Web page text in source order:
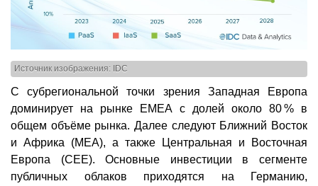
Источник изображения: IDC
С субрегиональной точки зрения Западная Европа
доминирует на рынке EMEA с долей около 80 % в
общем объёме рынка. Далее следуют Ближний Восток
и Африка (MEA), а также Центральная и Восточная
Европа (CEE). Основные инвестиции в сегменте
публичных облаков приходятся на Германию,